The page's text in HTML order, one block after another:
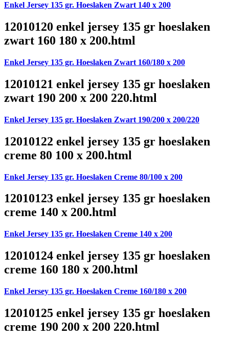
Enkel Jersey 135 gr. Hoeslaken Zwart 140 x 200
12010120 enkel jersey 135 gr hoeslaken
zwart 160 180 x 200.html
Enkel Jersey 135 gr. Hoeslaken Zwart 160/180 x 200
12010121 enkel jersey 135 gr hoeslaken
zwart 190 200 x 200 220.html
Enkel Jersey 135 gr. Hoeslaken Zwart 190/200 x 200/220
12010122 enkel jersey 135 gr hoeslaken
creme 80 100 x 200.html
Enkel Jersey 135 gr. Hoeslaken Creme 80/100 x 200
12010123 enkel jersey 135 gr hoeslaken
creme 140 x 200.html
Enkel Jersey 135 gr. Hoeslaken Creme 140 x 200
12010124 enkel jersey 135 gr hoeslaken
creme 160 180 x 200.html
Enkel Jersey 135 gr. Hoeslaken Creme 160/180 x 200
12010125 enkel jersey 135 gr hoeslaken
creme 190 200 x 200 220.html